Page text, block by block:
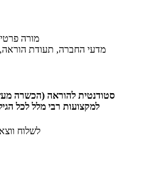
מורה
מדעי החברה, תעודת
סטודנטית להוראה (הכשרה
למקצועות רבי מלל לכל
לשלוח